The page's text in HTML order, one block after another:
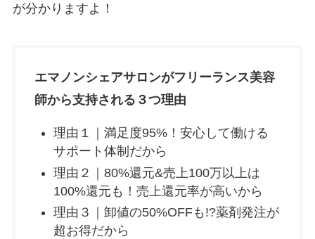
が分かりますよ！
エマノンシェアサロンがフリーランス美容
師から支持される３つ理由
理由１｜満足度95%！安心して働ける
サポート体制だから
理由２｜80%還元&売上100万以上は
100%還元も！売上還元率が高いから
理由３｜卸値の50%OFFも!?薬剤発注が
超お得だから